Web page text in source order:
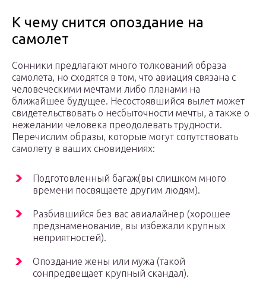
К чему снится опоздание на
самолет
Сонники предлагают много толкований образа
самолета, но сходятся в том, что авиация связана с
человеческими мечтами либо планами на
ближайшее будущее. Несостоявшийся вылет может
свидетельствовать о несбыточности мечты, а также о
нежелании человека преодолевать трудности.
Перечислим образы, которые могут сопутствовать
самолету в ваших сновидениях:
Подготовленный багаж(вы слишком много
времени посвящаете другим людям).
Разбившийся без вас авиалайнер (хорошее
предзнаменование, вы избежали крупных
неприятностей).
Опоздание жены или мужа (такой
сонпредвещает крупный скандал).